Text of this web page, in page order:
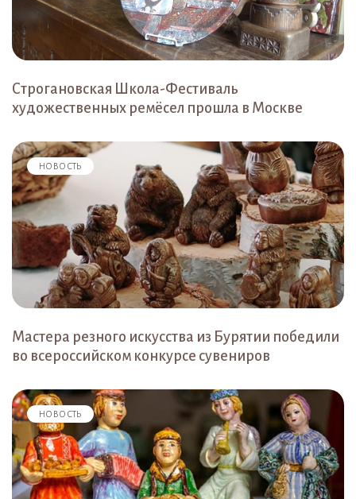
Строгановская Школа-Фестиваль
художественных ремёсел прошла в Москве
НОВОСТЬ
Мастера резного искусства из Бурятии победили
во всероссийском конкурсе сувениров
НОВОСТЬ